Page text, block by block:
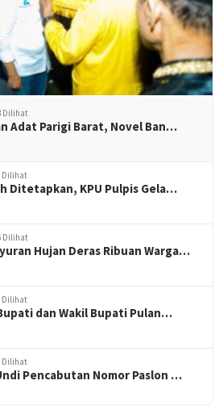
Dilihat
Adat Parigi Barat, Novel Ban…
Dilihat
Ditetapkan, KPU Pulpis Gela…
Dilihat
Hujan Deras Ribuan Warga…
Dilihat
dan Wakil Bupati Pulan…
Dilihat
Pencabutan Nomor Paslon …